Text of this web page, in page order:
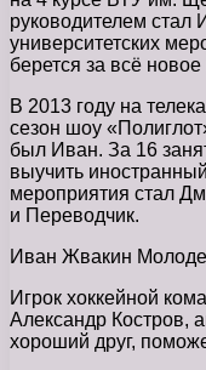
руководителем стал
университетских
берется за всё
В 2013 году на
сезон шоу
был Иван. За 16
выучить
мероприятия стал
и Переводчик.
Иван Жвакин
Игрок хоккейной
Александр Костров,
хороший друг,